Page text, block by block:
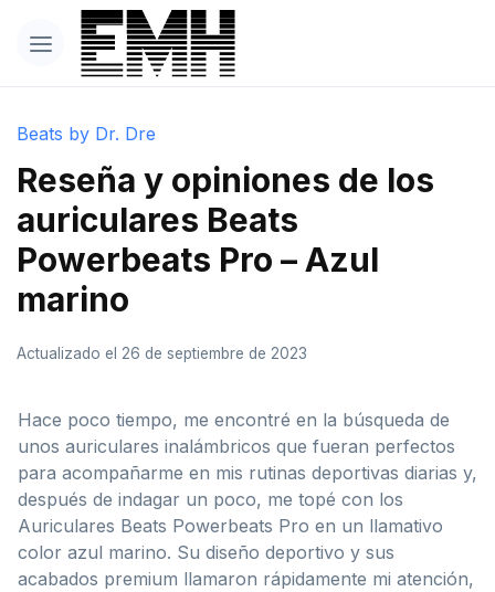
Beats by Dr. Dre
Reseña y opiniones de los
auriculares Beats
Powerbeats Pro – Azul
marino
Actualizado el 26 de septiembre de 2023
Hace poco tiempo, me encontré en la búsqueda de
unos auriculares inalámbricos que fueran perfectos
para acompañarme en mis rutinas deportivas diarias y,
después de indagar un poco, me topé con los
Auriculares Beats Powerbeats Pro en un llamativo
color azul marino. Su diseño deportivo y sus
acabados premium llamaron rápidamente mi atención,